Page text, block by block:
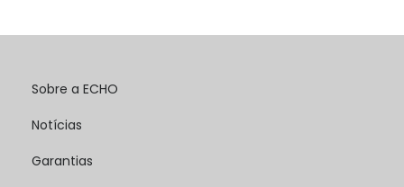
Sobre a ECHO
Notícias
Garantias